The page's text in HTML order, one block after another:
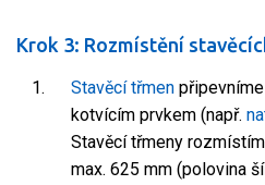
Krok 3: Rozmístění
Stavěcí třmen
kotvícím prvkem (např.
Stavěcí třmeny
max. 625 mm (polovina